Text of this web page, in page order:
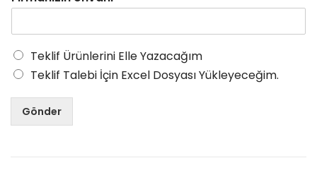
Teklif Ürünlerini Elle Yazacağım
Teklif Talebi İçin Excel Dosyası Yükleyeceğim.
Gönder